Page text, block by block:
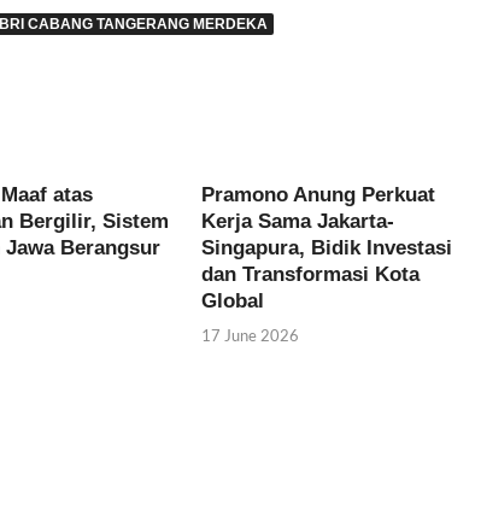
CABANG TANGERANG MERDEKA
atas
Bergilir, Sistem
Berangsur
Pramono Anung Perkuat
Kerja Sama Jakarta-
Singapura, Bidik Investasi
dan Transformasi Kota
Global
17 June 2026